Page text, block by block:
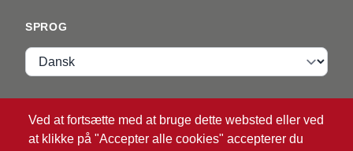
Ved at fortsætte med at bruge dette websted eller ved
at klikke på "Accepter alle cookies" accepterer du
SPROG
Sprog
Login